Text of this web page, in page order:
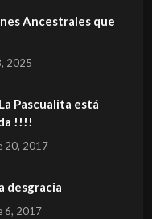
Ancestrales que
2025
Pascualita está
!!!!
20, 2017
desgracia
6, 2017